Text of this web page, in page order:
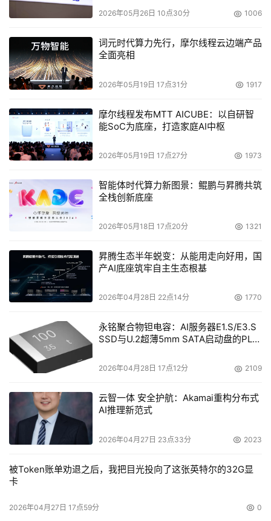
能够让用户在超过限制值后继续向服务器存放文件，如不让
限制的用户”选项卡，超过配额限制的用户就不能够继续向
服务器存放文件了。如果管理人员想了解用户超过指定限额
的情况，只要选择“该卷的配额记录”选项，当用户达到这里
所规定的要求时，计算机自动会将其记录下来，系统管理员
可以通过“事件查看器”来查看。
图2
磁盘限额设置只能应用到“启用卷的磁盘配额到管理”
后所创建的用户上，系统设定后自动跟踪新用户卷的使用。
但是，磁盘配额不能用到已经存在的卷用户上。我们可以通
到现有的卷用户上。
■配额项的使用
2026年05月26日 10点30分 1006
词元时代算力先行，摩尔线程云边端产品
全面亮相
2026年05月19日 17点31分 1917
摩尔线程发布MTT AICUBE：以自研智
能SoC为底座，打造家庭AI中枢
2026年05月19日 17点27分 1973
智能体时代算力新图景：鲲鹏与昇腾共筑
全栈创新底座
2026年05月18日 17点20分 1321
昇腾生态半年蜕变：从能用走向好用，国
产AI底座筑牢自主生态根基
2026年04月28日 22点14分 1770
永铭聚合物钽电容：AI服务器E1.S/E3.S
SSD与U.2超薄5mm SATA启动盘的PLP
2026年04月28日 17点12分 2109
云智一体 安全护航：Akamai重构分布式
AI推理新范式
2026年04月27日 23点33分 2023
被Token账单劝退之后，我把目光投向了这张英特尔的32G显
卡
2026年04月27日 17点59分 0